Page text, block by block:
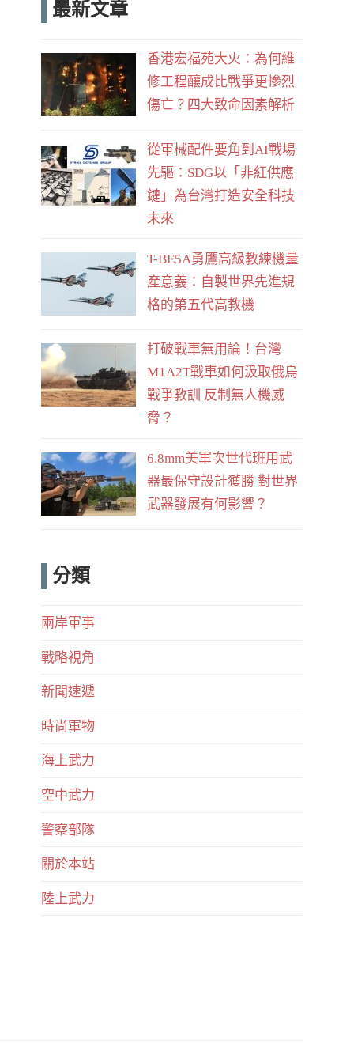
e
o
o
k
d
最新文章
香港宏福苑大火：為何維
修工程釀成比戰爭更慘烈
傷亡？四大致命因素解析
從軍械配件要角到AI戰場
先驅：SDG以「非紅供應
鏈」為台灣打造安全科技
未來
T-BE5A勇鷹高級教練機量
產意義：自製世界先進規
格的第五代高教機
打破戰車無用論！台灣
M1A2T戰車如何汲取俄烏
戰爭教訓 反制無人機威
脅？
6.8mm美軍次世代班用武
器最保守設計獲勝 對世界
武器發展有何影響？
分類
兩岸軍事
戰略視角
新聞速遞
時尚軍物
海上武力
空中武力
警察部隊
關於本站
陸上武力